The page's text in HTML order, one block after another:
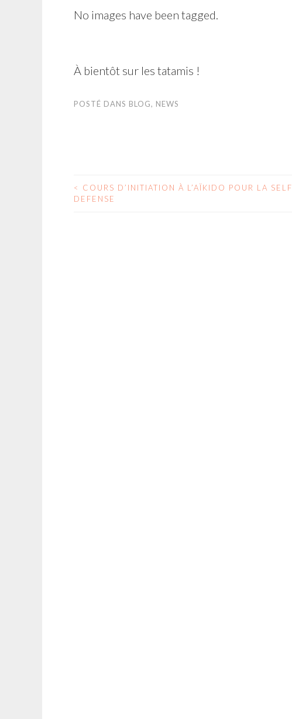
No images have been tagged.
À bientôt sur les tatamis !
POSTÉ DANS BLOG, NEWS
<
COURS D’INITIATION À L’AÏKIDO POUR LA SELF
DEFENSE